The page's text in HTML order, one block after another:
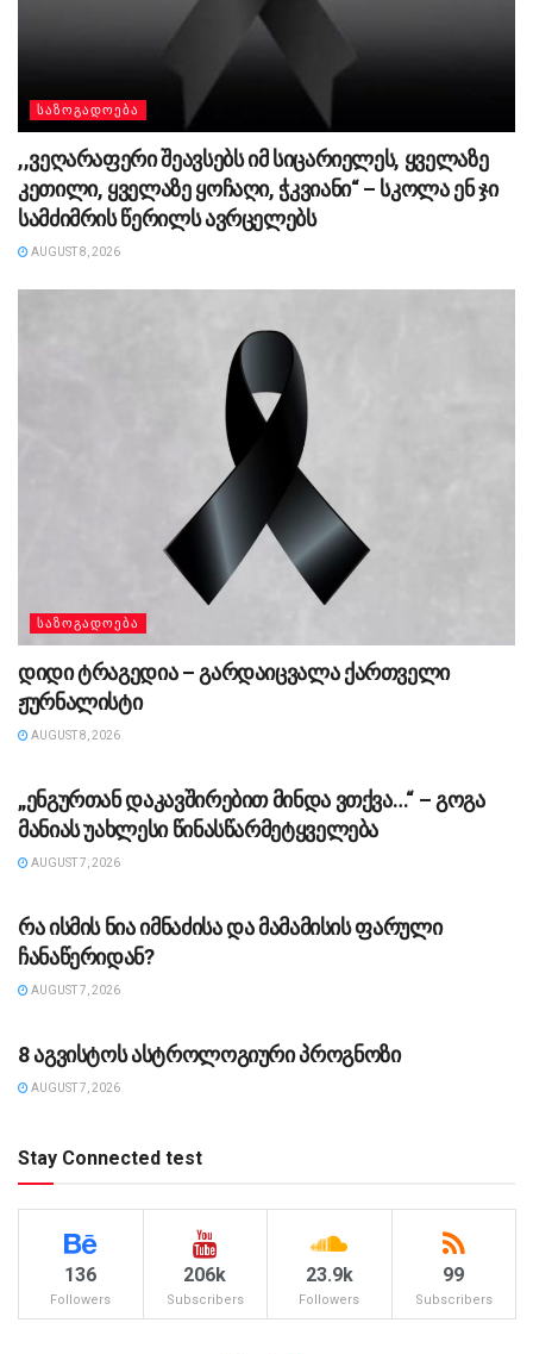
ᲡᲐᲖᲝᲒᲐᲓᲝᲔᲑᲐ
,,ვეღარაფერი შეავსებს იმ სიცარიელეს, ყველაზე
კეთილი, ყველაზე ყოჩაღი, ჭკვიანი“ – სკოლა ენ ჯი
სამძიმრის წერილს ავრცელებს
AUGUST 8, 2026
ᲡᲐᲖᲝᲒᲐᲓᲝᲔᲑᲐ
დიდი ტრაგედია – გარდაიცვალა ქართველი
ჟურნალისტი
AUGUST 8, 2026
„ენგურთან დაკავშირებით მინდა ვთქვა…“ – გოგა
მანიას უახლესი წინასწარმეტყველება
AUGUST 7, 2026
რა ისმის ნია იმნაძისა და მამამისის ფარული
ჩანაწერიდან?
AUGUST 7, 2026
8 აგვისტოს ასტროლოგიური პროგნოზი
AUGUST 7, 2026
Stay Connected test
136
Followers
206k
Subscribers
23.9k
Followers
99
Subscribers